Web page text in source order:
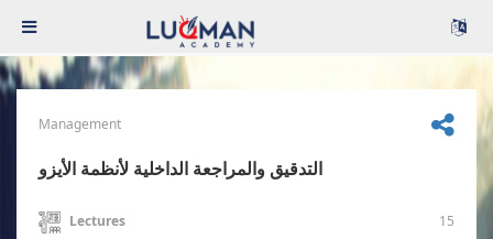
Management
التدقيق والمراجعة الداخلية لأنظمة الأيزو
Lectures 15